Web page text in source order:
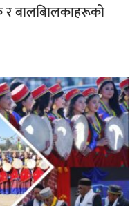
बालबािलकाहरूको